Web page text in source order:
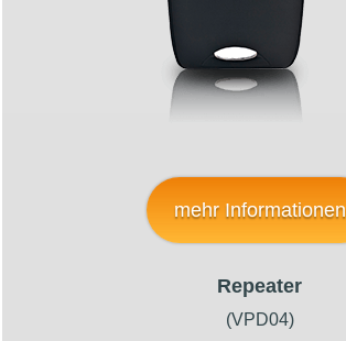
mehr Informationen
Repeater
(VPD04)